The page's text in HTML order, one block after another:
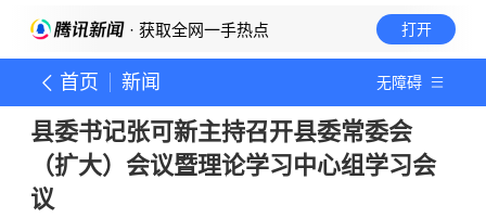
· 获取全网一手热点 打开
首页 新闻 无障碍
县委书记张可新主持召开县委常委会
（扩大）会议暨理论学习中心组学习会
议